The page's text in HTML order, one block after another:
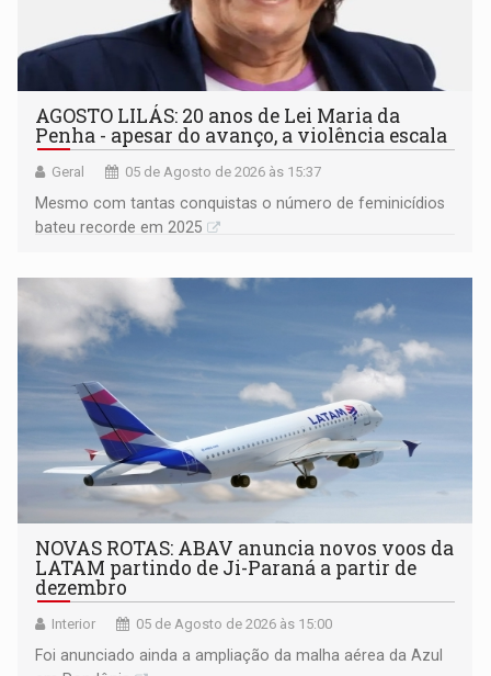
AGOSTO LILÁS: 20 anos de Lei Maria da
Penha - apesar do avanço, a violência escala
Geral 05 de Agosto de 2026 às 15:37
Mesmo com tantas conquistas o número de feminicídios
bateu recorde em 2025
NOVAS ROTAS: ABAV anuncia novos voos da
LATAM partindo de Ji-Paraná a partir de
dezembro
Interior 05 de Agosto de 2026 às 15:00
Foi anunciado ainda a ampliação da malha aérea da Azul